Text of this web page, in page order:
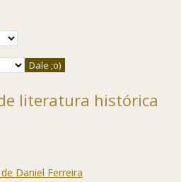
literatura histórica